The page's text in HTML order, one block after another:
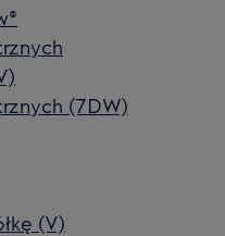
(7DW)
(V)